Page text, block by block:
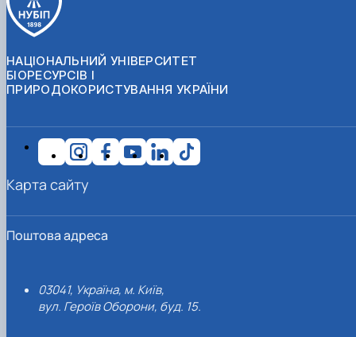
НАЦІОНАЛЬНИЙ УНІВЕРСИТЕТ
БІОРЕСУРСІВ І
ПРИРОДОКОРИСТУВАННЯ УКРАЇНИ
Поштова адреса
03041, Україна, м. Київ,
вул. Героїв Оборони, буд. 15.
Карта сайту